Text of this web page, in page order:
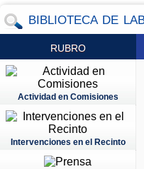
BIBLIOTECA DE
RUBRO
Actividad en Comisiones
Intervenciones en el Recinto